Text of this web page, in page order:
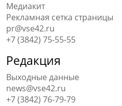
Медиакит
Рекламная сетка страницы
pr@vse42.ru
+7 (3842) 75-55-55
Редакция
Выходные данные
news@vse42.ru
+7 (3842) 76-79-79